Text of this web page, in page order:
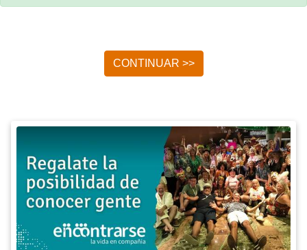
CONTINUAR >>